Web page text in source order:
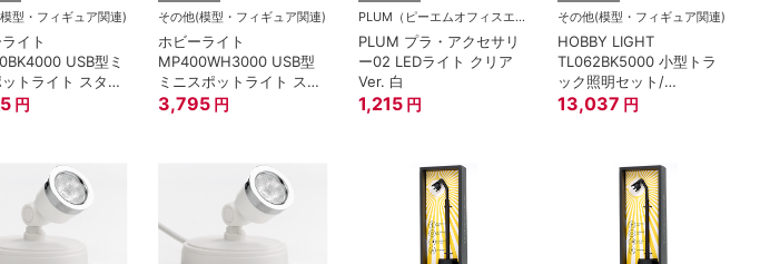
型・フィギュア関連)
イト
USB型ミ
トライト スタン
黒/4000K
円
その他(模型・フィギュア関連)
ホビーライト
MP400WH3000 USB型
ミニスポットライト スタ
ンド40cm/白/3000K
3,795 円
PLUM（ピーエムオフィスエー)
PLUM プラ・アクセサリ
ー02 LEDライト クリア
Ver. 白
1,215 円
その他(模型・フィギュア関連)
HOBBY LIGHT
TL062BK5000 小型トラ
ック照明セット/
黒/5000K
13,037 円